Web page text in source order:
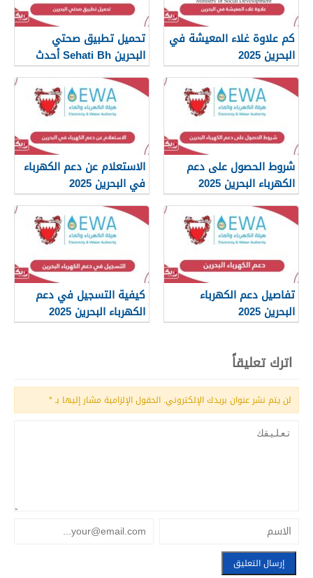
كم علاوة غلاء المعيشة في
البحرين 2025
تحميل تطبيق صحتي
البحرين Sehati Bh أحدث
إصدار 2025
شروط الحصول على دعم
الكهرباء البحرين 2025
الاستعلام عن دعم الكهرباء
في البحرين 2025
تفاصيل دعم الكهرباء
البحرين 2025
كيفية التسجيل في دعم
الكهرباء البحرين 2025
اترك تعليقاً
لن يتم نشر عنوان بريدك الإلكتروني. الحقول الإلزامية مشار إليها بـ*